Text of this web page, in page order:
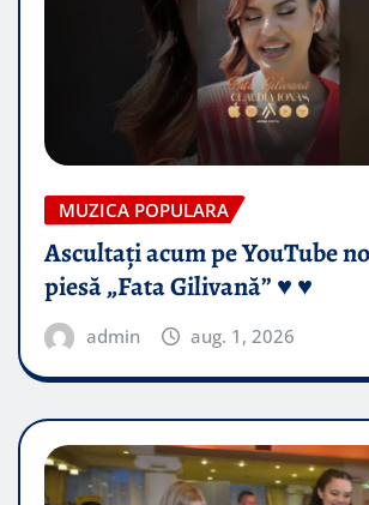
MUZICA POPULARA
Ascultați acum pe YouTube
piesă „Fata Gilivană” ♥️ ♥️
admin aug. 1, 2026